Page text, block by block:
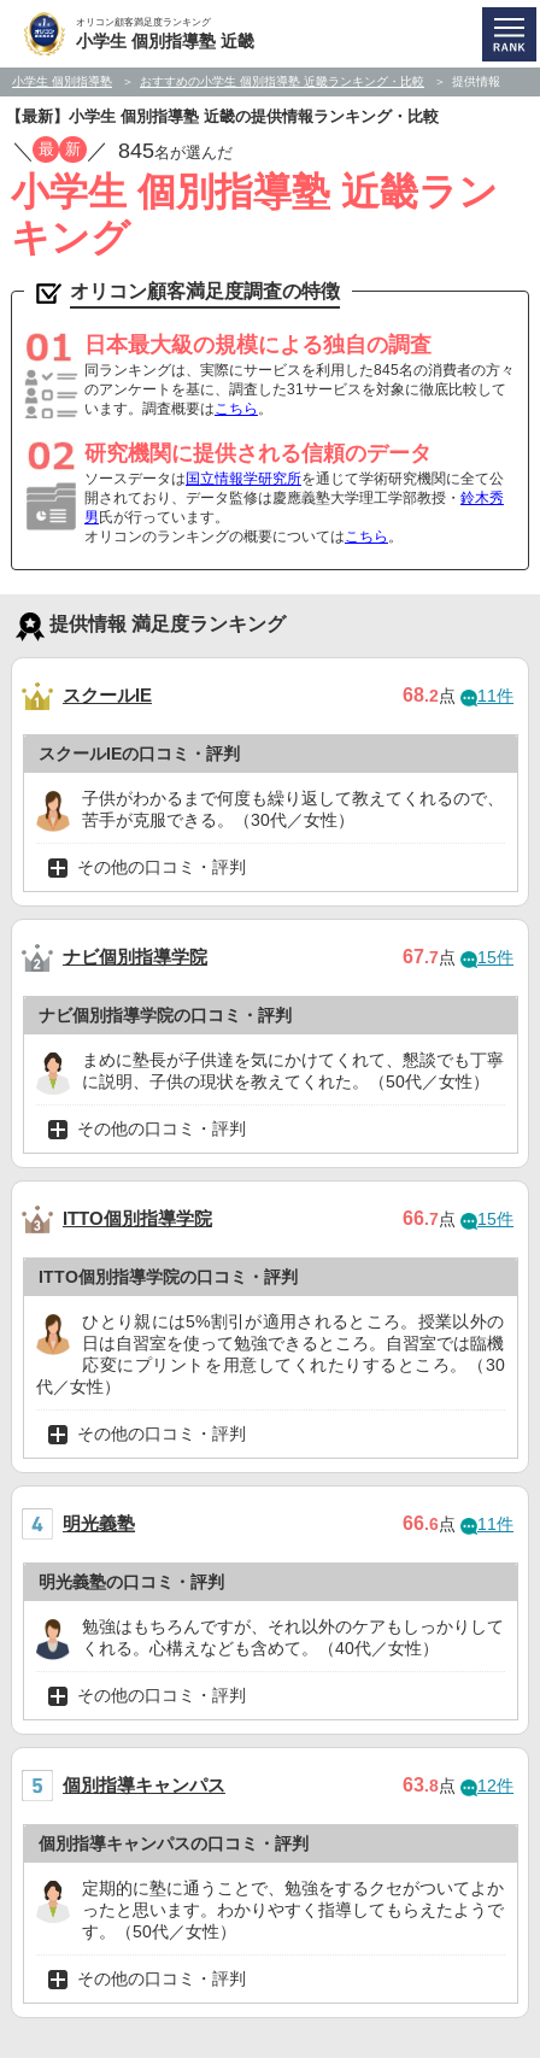
オリコン顧客満足度ランキング
小学生 個別指導塾 近畿
小学生 個別指導塾 おすすめの小学生 個別指導塾 近畿ランキング・比較 提供情報
【最新】小学生 個別指導塾 近畿の提供情報ランキング・比較
／ 最 新 ／ 845名が選んだ
小学生 個別指導塾 近畿ラン
キング
オリコン顧客満足度調査の特徴
日本最大級の規模による独自の調査
同ランキングは、実際にサービスを利用した845名の消費者の方々
のアンケートを基に、調査した31サービスを対象に徹底比較して
います。調査概要はこちら 。
研究機関に提供される信頼のデータ
ソースデータは 国立情報学研究所を通じて学術研究機関に全て公
開されており、データ監修は慶應義塾大学理工学部教授・ 鈴木秀
男 氏が行っています。
オリコンのランキングの概要についてはこちら 。
提供情報 満足度ランキング
スクールIE 68.2点 11件
スクールIEの口コミ・評判
子供がわかるまで何度も繰り返して教えてくれるので、
苦手が克服できる。（30代／女性）
その他の口コミ・評判
ナビ個別指導学院 67.7点 15件
ナビ個別指導学院の口コミ・評判
まめに塾長が子供達を気にかけてくれて、懇談でも丁寧
に説明、子供の現状を教えてくれた。（50代／女性）
その他の口コミ・評判
ITTO個別指導学院 66.7点 15件
ITTO個別指導学院の口コミ・評判
ひとり親には5%割引が適用されるところ。授業以外の
日は自習室を使って勉強できるところ。自習室では臨機
応変にプリントを用意してくれたりするところ。（30
代／女性）
その他の口コミ・評判
明光義塾 66.6点 11件
明光義塾の口コミ・評判
勉強はもちろんですが、それ以外のケアもしっかりして
くれる。心構えなども含めて。（40代／女性）
その他の口コミ・評判
個別指導キャンパス 63.8点 12件
個別指導キャンパスの口コミ・評判
定期的に塾に通うことで、勉強をするクセがついてよか
ったと思います。わかりやすく指導してもらえたようで
す。（50代／女性）
その他の口コミ・評判